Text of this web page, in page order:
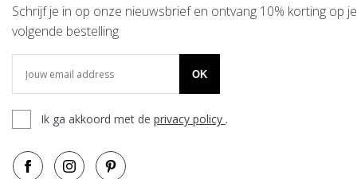
Schrijf je in op onze nieuwsbrief en ontvang 10% korting op je
volgende bestelling
OK
Ik ga akkoord met de privacy policy .